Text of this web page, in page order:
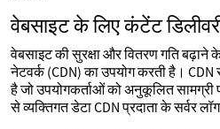
वेबसाइट के लिए कंटेंट
वेबसाइट की सुरक्षा और वितरण गति
नेटवर्क (CDN) का उपयोग करती है। CDN
है जो उपयोगकर्ताओं को अनुकूलित सामग्री
से व्यक्तिगत डेटा CDN प्रदाता के सर्वर